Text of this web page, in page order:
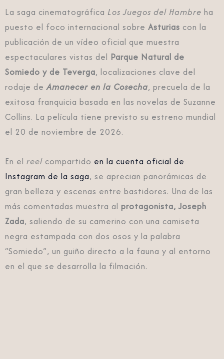
La saga cinematográfica Los Juegos del Hambre ha
puesto el foco internacional sobre Asturias con la
publicación de un vídeo oficial que muestra
espectaculares vistas del Parque Natural de
Somiedo y de Teverga, localizaciones clave del
rodaje deAmanecer en la Cosecha, precuela de la
exitosa franquicia basada en las novelas de Suzanne
Collins. La película tiene previsto su estreno mundial
el 20 de noviembre de 2026.
En el reel compartido en la cuenta oficial de
Instagram de la saga, se aprecian panorámicas de
gran belleza y escenas entre bastidores. Una de las
más comentadas muestra al protagonista, Joseph
Zada, saliendo de su camerino con una camiseta
negra estampada con dos osos y la palabra
“Somiedo”, un guiño directo a la fauna y al entorno
en el que se desarrolla la filmación.